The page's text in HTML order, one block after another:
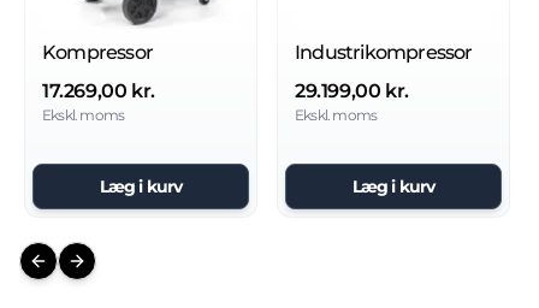
Kompressor
17.269,00 kr.
Ekskl. moms
Læg i kurv
Industrikompressor
29.199,00 kr.
Ekskl. moms
Læg i kurv
Previous slide
Next slide